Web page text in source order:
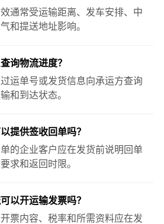
通常受运输距离、发车安排、中
和提送地址影响。
询物流进度？
运单号或发货信息向承运方查询
和到达状态。
提供签收回单吗？
的企业客户应在发货前说明回单
求和返回时限。
以开运输发票吗？
票内容、税率和所需资料应在发